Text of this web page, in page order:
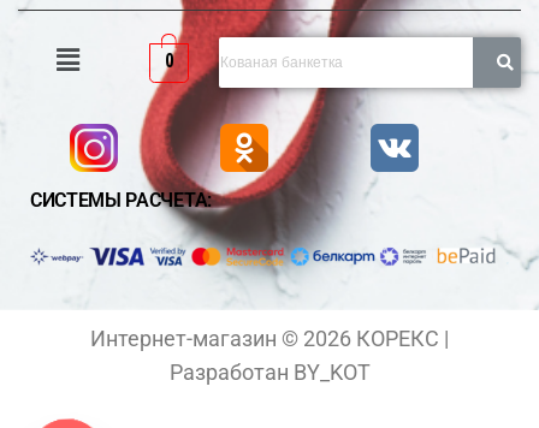
0
СИСТЕМЫ РАСЧЕТА:
Интернет-магазин © 2026 КОРЕКС |
Разработан BY_KOT